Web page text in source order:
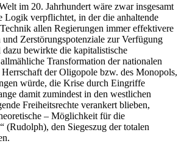
im 20. Jahrhundert wäre zwar insgesamt
Logik verpflichtet, in der die anhaltende
allen Regierungen immer effektivere
Zerstörungspotenziale zur Verfügung
bewirkte die kapitalistische
Transformation der nationalen
der Oligopole bzw. des Monopols,
würde, die Krise durch Eingriffe
damit zumindest in den westlichen
Freiheitsrechte verankert blieben,
– Möglichkeit für die
(Rudolph), den Siegeszug der totalen